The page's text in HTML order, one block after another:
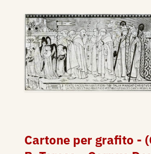
Cartone per grafito -